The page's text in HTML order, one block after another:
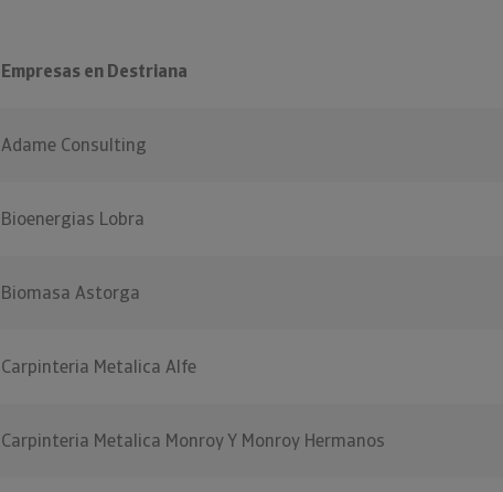
Empresas en Destriana
Adame Consulting
Bioenergias Lobra
Biomasa Astorga
Carpinteria Metalica Alfe
Carpinteria Metalica Monroy Y Monroy Hermanos